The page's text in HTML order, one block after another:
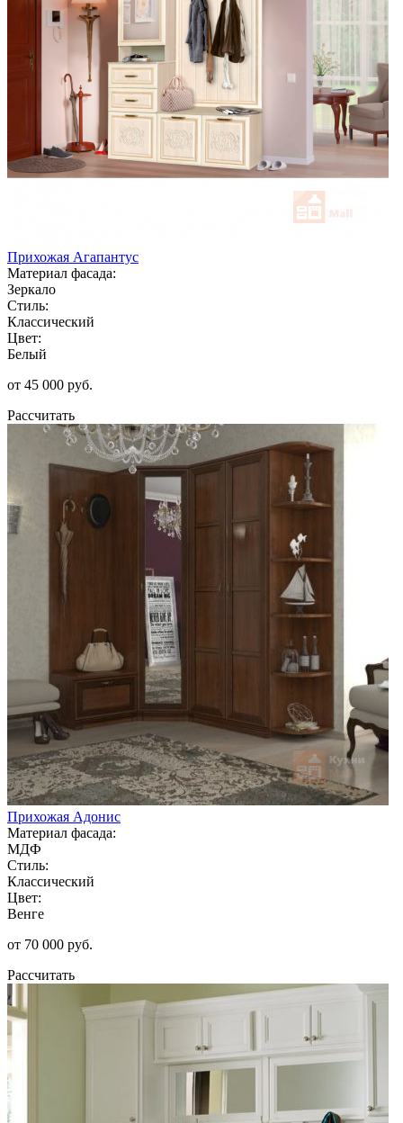
Прихожая Агапантус
Материал фасада:
Зеркало
Стиль:
Классический
Цвет:
Белый
от 45 000 руб.
Рассчитать
Прихожая Адонис
Материал фасада:
МДФ
Стиль:
Классический
Цвет:
Венге
от 70 000 руб.
Рассчитать